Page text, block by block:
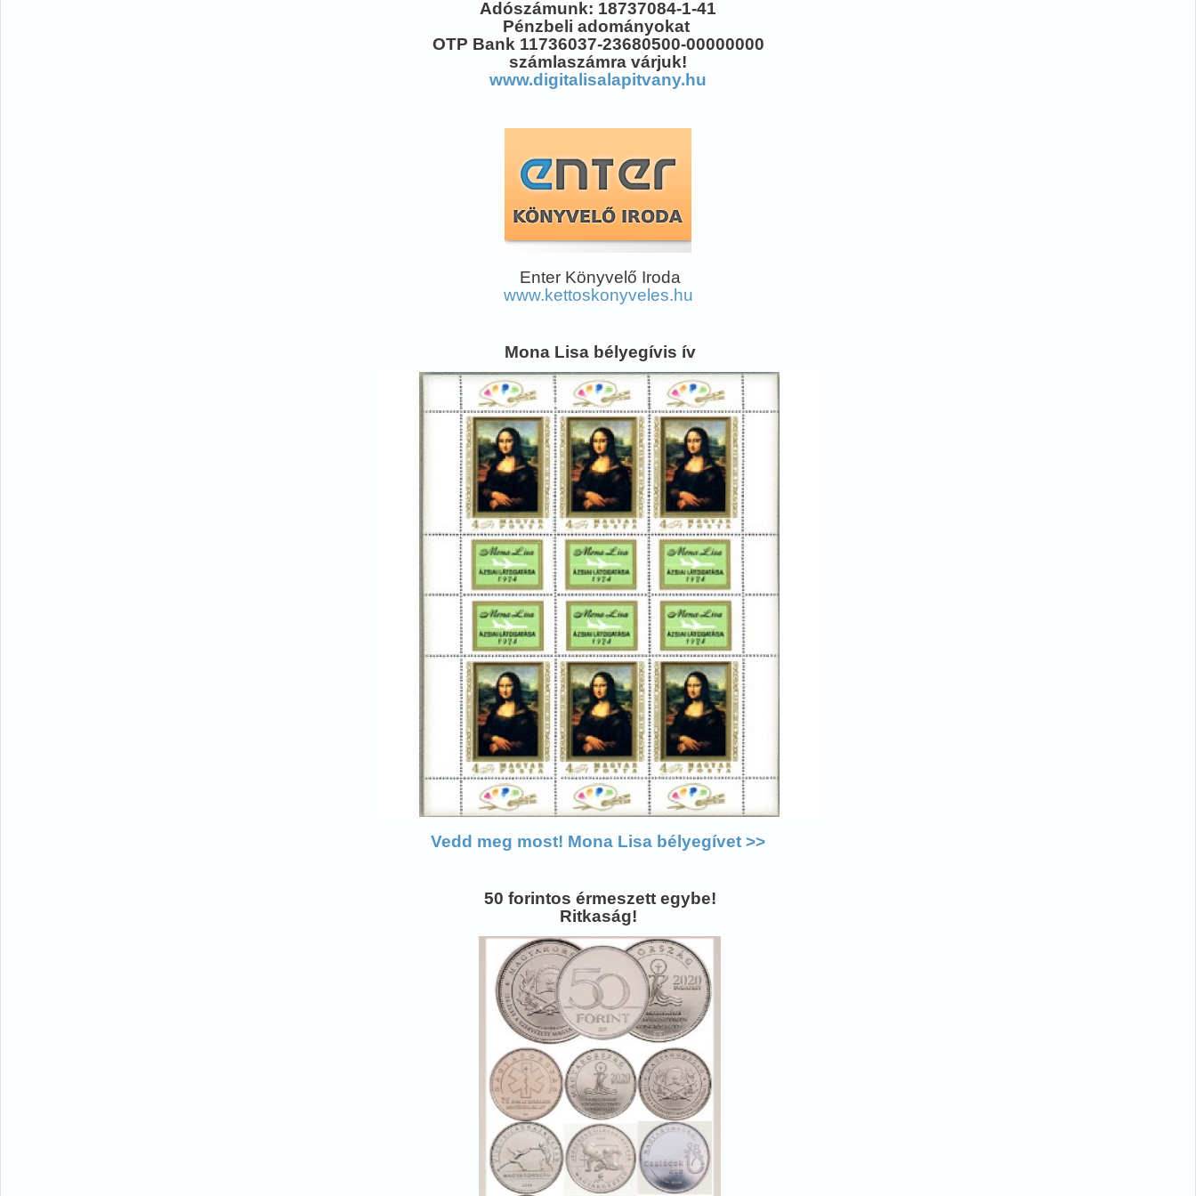
Adószámunk: 18737084-1-41
Pénzbeli adományokat
OTP Bank 11736037-23680500-00000000
számlaszámra várjuk!
www.digitalisalapitvany.hu
Enter Könyvelő Iroda
www.kettoskonyveles.hu
Mona Lisa bélyegívis ív
Vedd meg most! Mona Lisa bélyegívet >>
50 forintos érmeszett egybe!
Ritkaság!